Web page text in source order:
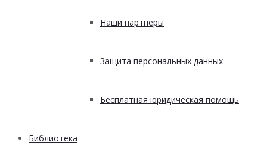
Наши партнеры
Защита персональных данных
Бесплатная юридическая помощь
Библиотека